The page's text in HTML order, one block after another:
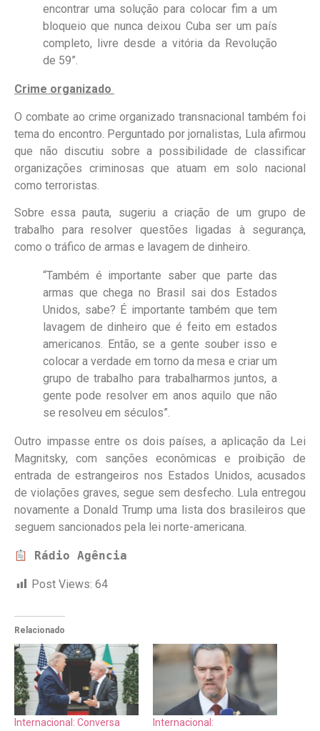
encontrar uma solução para colocar fim a um
bloqueio que nunca deixou Cuba ser um país
completo, livre desde a vitória da Revolução
de 59”.
Crime organizado
O combate ao crime organizado transnacional também foi
tema do encontro. Perguntado por jornalistas, Lula afirmou
que não discutiu sobre a possibilidade de classificar
organizações criminosas que atuam em solo nacional
como terroristas.
Sobre essa pauta, sugeriu a criação de um grupo de
trabalho para resolver questões ligadas à segurança,
como o tráfico de armas e lavagem de dinheiro.
“Também é importante saber que parte das
armas que chega no Brasil sai dos Estados
Unidos, sabe? É importante também que tem
lavagem de dinheiro que é feito em estados
americanos. Então, se a gente souber isso e
colocar a verdade em torno da mesa e criar um
grupo de trabalho para trabalharmos juntos, a
gente pode resolver em anos aquilo que não
se resolveu em séculos”.
Outro impasse entre os dois países, a aplicação da Lei
Magnitsky, com sanções econômicas e proibição de
entrada de estrangeiros nos Estados Unidos, acusados
de violações graves, segue sem desfecho. Lula entregou
novamente a Donald Trump uma lista dos brasileiros que
seguem sancionados pela lei norte-americana.
Rádio Agência
Post Views: 64
Relacionado
Internacional: Conversa
Internacional: